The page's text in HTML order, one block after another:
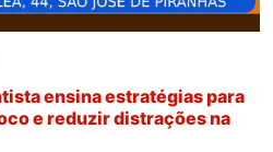
ensina estratégias para
e reduzir distrações na